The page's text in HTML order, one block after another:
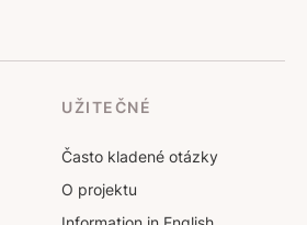
UŽITEČNÉ
Často kladené otázky
O projektu